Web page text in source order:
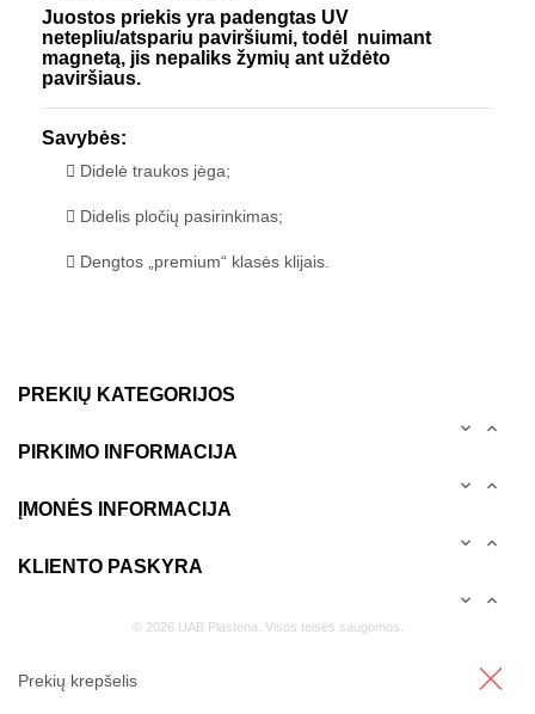
Juostos priekis yra padengtas UV
netepliu/atspariu paviršiumi, todėl nuimant
magnetą, jis nepaliks žymių ant uždėto
paviršiaus.
Savybės:
Didelė traukos jėga;
Didelis pločių pasirinkimas;
Dengtos „premium“ klasės klijais.
PREKIŲ KATEGORIJOS
 
PIRKIMO INFORMACIJA
 
ĮMONĖS INFORMACIJA
 
KLIENTO PASKYRA
 
© 2026 UAB Plastena. Visos teisės saugomos.
Prekių krepšelis